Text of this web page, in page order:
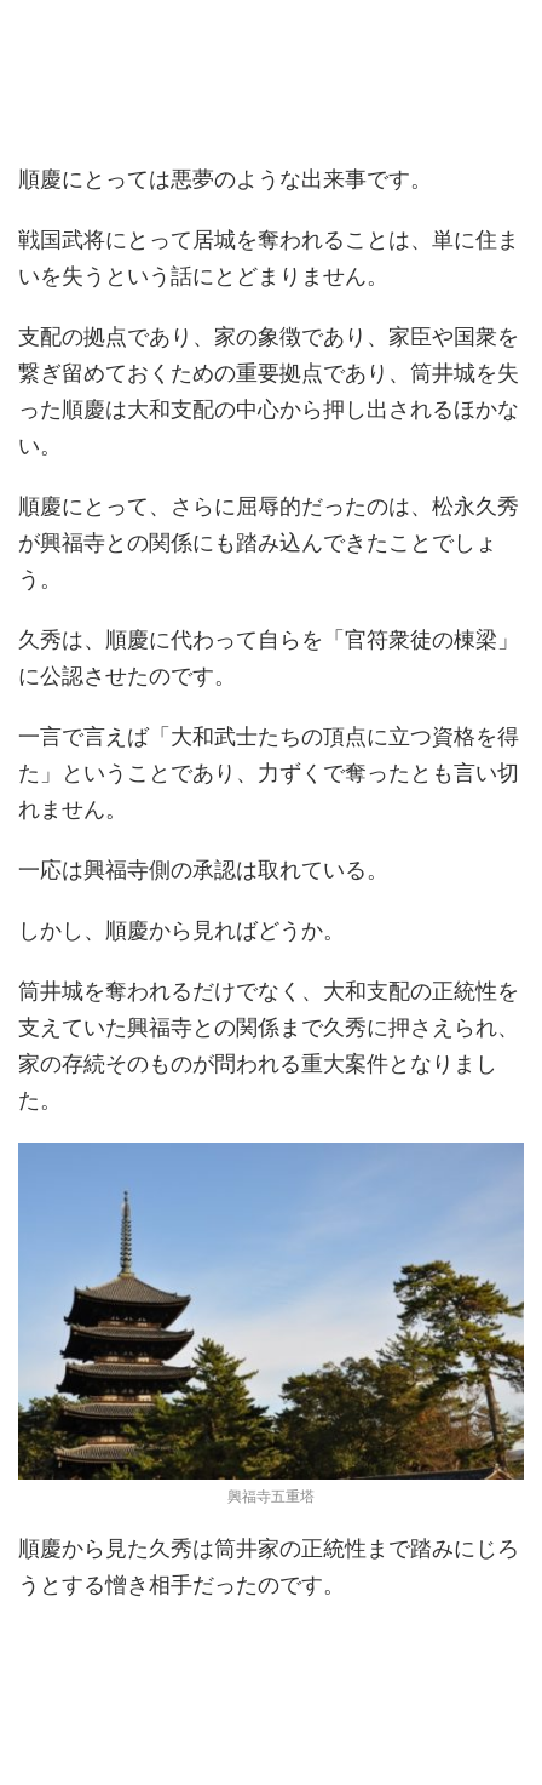
順慶にとっては悪夢のような出来事です。
戦国武将にとって居城を奪われることは、単に住ま
いを失うという話にとどまりません。
支配の拠点であり、家の象徴であり、家臣や国衆を
繋ぎ留めておくための重要拠点であり、筒井城を失
った順慶は大和支配の中心から押し出されるほかな
い。
順慶にとって、さらに屈辱的だったのは、松永久秀
が興福寺との関係にも踏み込んできたことでしょ
う。
久秀は、順慶に代わって自らを「官符衆徒の棟梁」
に公認させたのです。
一言で言えば「大和武士たちの頂点に立つ資格を得
た」ということであり、力ずくで奪ったとも言い切
れません。
一応は興福寺側の承認は取れている。
しかし、順慶から見ればどうか。
筒井城を奪われるだけでなく、大和支配の正統性を
支えていた興福寺との関係まで久秀に押さえられ、
家の存続そのものが問われる重大案件となりまし
た。
興福寺五重塔
順慶から見た久秀は筒井家の正統性まで踏みにじろ
うとする憎き相手だったのです。